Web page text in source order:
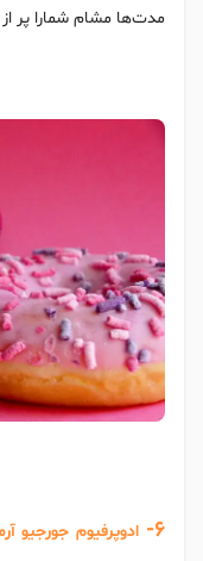
مدت‌ها مشام شمارا پر
6- ادوپرفیوم جورجیو